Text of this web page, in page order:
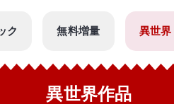
ク 無料増量 異世界
異世界作品